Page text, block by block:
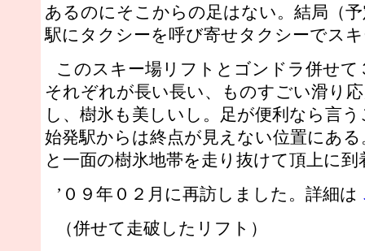
あるのにそこからの足はない。結局（
駅にタクシーを呼び寄せタクシーでス
このスキー場リフトとゴンドラ併せ
それぞれが長い長い、ものすごい滑り
し、樹氷も美しいし。足が便利なら言
始発駅からは終点が見えない位置にあ
と一面の樹氷地帯を走り抜けて頂上に到
’０９年０２月に再訪しました。詳細は
（併せて走破したリフト）